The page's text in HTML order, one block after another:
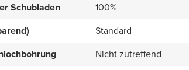
Schubladen
100%
Standard
Nicht zutreffend